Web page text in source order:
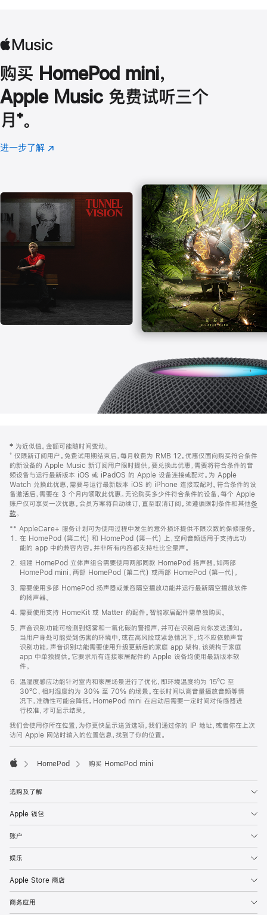
购买 HomePod mini，
Apple Music 免费试听三个
月 脚
注
⁺。
进一步了解 Apple
(在
口
中
打
开)
页
页
脚
注
‡ 为近似值。金额可能随时间变动。
⁺ 仅限新订阅用户。免费试用期结束后，每月收费为 RMB 12。优惠仅面向购买符合条件
的新设备的 Apple Music 新订阅用户限时提供。要兑换此优惠，需要将符合条件的音
频设备与运行最新版本 iOS 或 iPadOS 的 Apple 设备连接或配对。为 Apple
Watch 兑换此优惠，需要与运行最新版本 iOS 的 iPhone 连接或配对。符合条件的设
备激活后，需要在 3 个月内领取此优惠。无论购买多少件符合条件的设备，每个 Apple
账户仅可享受一次优惠。会员方案将自动续订，直至取消订阅。须遵循限制条件和其他条
款。
窗
口
中
打
开)
** AppleCare+ 服务计划可为使用过程中发生的意外损坏提供不限次数的保修服务。
在 HomePod (第二代) 和 HomePod (第一代) 上，空间音频适用于支持此功
能的 app 中的兼容内容。并非所有内容都支持杜比全景声。
组建 HomePod 立体声组合需要使用两部同款 HomePod 扬声器，如两部
HomePod mini、两部 HomePod (第二代) 或两部 HomePod (第一代)。
需要使用多部 HomePod 扬声器或兼容隔空播放功能并运行最新隔空播放软件
的扬声器。
需要使用支持 HomeKit 或 Matter 的配件。智能家居配件需单独购买。
声音识别功能可检测到烟雾和一氧化碳的警报声，并可在识别后向你发送通知。
当用户身处可能受到伤害的环境中，或在高风险或紧急情况下，均不应依赖声音
识别功能。声音识别功能需要使用升级更新后的家庭 app 架构，该架构于家庭
app 中单独提供。它要求所有连接家居配件的 Apple 设备均使用最新版本软
件。
温湿度感应功能针对室内和家居场景进行了优化，即环境温度约为 15ºC 至
30ºC、相对湿度约为 30% 至 70% 的场景。在长时间以高音量播放音频等情
况下，准确性可能会降低。HomePod mini 在启动后需要一定时间对传感器进
行校准，才可显示结果。
我们会使用你所在位置，为你更快显示送货选项。我们通过你的 IP 地址，或者你在上次
访问 Apple 网站时输入的位置信息，找到了你的位置。
HomePod 购买 HomePod mini
选购及了解
Apple 钱包
账户
娱乐
Apple Store 商店
商务应用